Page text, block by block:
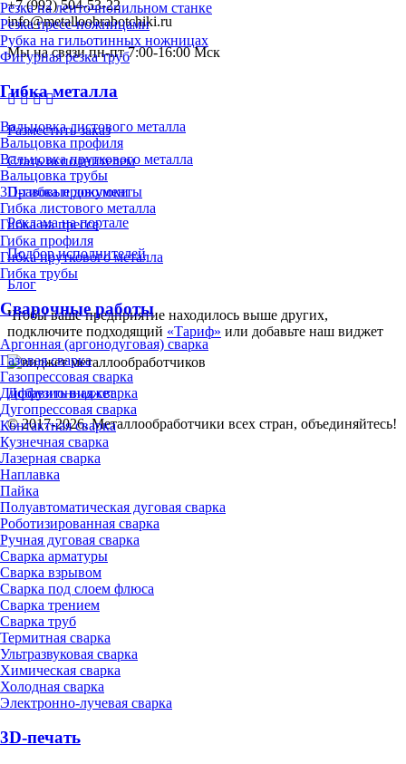
Резка на ленточнопильном станке
Резка пресс-ножницами
Рубка на гильотинных ножницах
Фигурная резка труб
Гибка металла
Вальцовка листового металла
Вальцовка профиля
Вальцовка пруткового металла
Вальцовка трубы
3D-гибка проволоки
Гибка листового металла
Гибка на прессе
Гибка профиля
Гибка пруткового металла
Гибка трубы
Сварочные работы
Аргонная (аргонодуговая) сварка
Газовая сварка
Газопрессовая сварка
Диффузионная сварка
Дугопрессовая сварка
Контактная сварка
Кузнечная сварка
Лазерная сварка
Наплавка
Пайка
Полуавтоматическая дуговая сварка
Роботизированная сварка
Ручная дуговая сварка
Сварка арматуры
Сварка взрывом
Сварка под слоем флюса
Сварка трением
Сварка труб
Термитная сварка
Ультразвуковая сварка
Химическая сварка
Холодная сварка
Электронно-лучевая сварка
3D-печать
+7 (992) 504-53-22
info@metalloobrabotchiki.ru
Мы на связи пн-пт 7:00-16:00 Мск
Разместить заказ
Стать исполнителем
Правовые документы
Реклама на портале
Подбор исполнителей
Блог
Чтобы ваше предприятие находилось выше других,
подключите подходящий «Тариф» или добавьте наш виджет
Добавить виджет
© 2017-2026. Металлообработчики всех стран, объединяйтесь!